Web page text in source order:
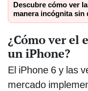
Descubre cómo ver
manera incógnita
¿Cómo ver el
un iPhone?
El iPhone 6 y las
mercado